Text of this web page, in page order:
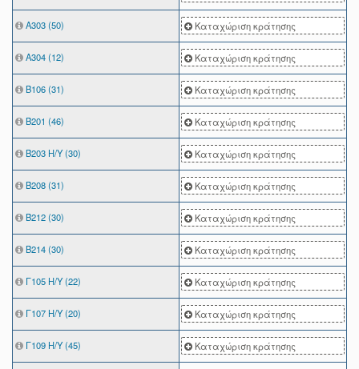
Α303 (50) Καταχώριση κράτησης
Α304 (12) Καταχώριση κράτησης
Β106 (31) Καταχώριση κράτησης
Β201 (46) Καταχώριση κράτησης
Β203 Η/Υ (30) Καταχώριση κράτησης
Β208 (31) Καταχώριση κράτησης
Β212 (30) Καταχώριση κράτησης
Β214 (30) Καταχώριση κράτησης
Γ105 Η/Υ (22) Καταχώριση κράτησης
Γ107 Η/Υ (20) Καταχώριση κράτησης
Γ109 Η/Υ (45) Καταχώριση κράτησης